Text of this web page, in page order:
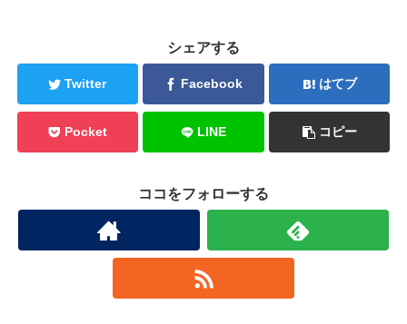
シェアする
Twitter Facebook はてブ
Pocket LINE コピー
ココをフォローする